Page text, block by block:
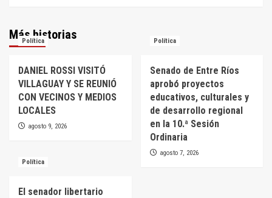
Más historias
Política
DANIEL ROSSI VISITÓ
VILLAGUAY Y SE REUNIÓ
CON VECINOS Y MEDIOS
LOCALES
agosto 9, 2026
Política
Senado de Entre Ríos
aprobó proyectos
educativos, culturales y
de desarrollo regional
en la 10.ª Sesión
Ordinaria
agosto 7, 2026
Política
El senador libertario